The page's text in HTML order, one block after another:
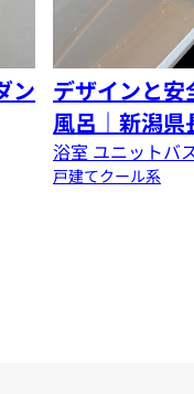
ン
デザインと
風呂｜新潟県
浴室 ユニットバ
戸建てクール系